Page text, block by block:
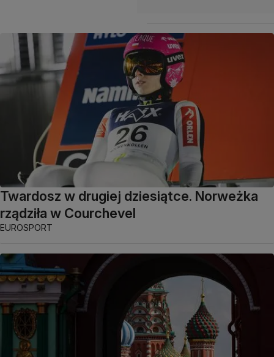
Twardosz w drugiej dziesiątce. Norweżka
rządziła w Courchevel
EUROSPORT